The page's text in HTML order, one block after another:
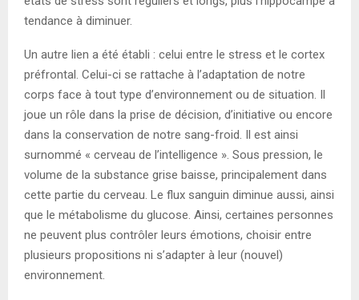
tendance à diminuer.
Un autre lien a été établi : celui entre le stress et le cortex
préfrontal. Celui-ci se rattache à l’adaptation de notre
corps face à tout type d’environnement ou de situation. Il
joue un rôle dans la prise de décision, d’initiative ou encore
dans la conservation de notre sang-froid. Il est ainsi
surnommé « cerveau de l’intelligence ». Sous pression, le
volume de la substance grise baisse, principalement dans
cette partie du cerveau. Le flux sanguin diminue aussi, ainsi
que le métabolisme du glucose. Ainsi, certaines personnes
ne peuvent plus contrôler leurs émotions, choisir entre
plusieurs propositions ni s’adapter à leur (nouvel)
environnement.